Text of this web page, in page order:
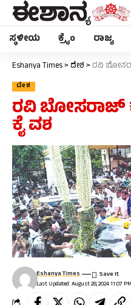
ಸ್ಥಳೀಯ ಕ್ರೈಂ ರಾಜ್ಯ
Eshanya Times>ದೇಶ> ರವಿ
ದೇಶ
ರವಿ ಬೋಸರಾಜ್
ಕೈ ವಶ
Last Updated: August 28, 2024 11:07 PM
Eshanya Times
WhatsApp
Don’t Miss Out!
Group Today!
Get the latest news,
content delivered
Powered By KhushiHost